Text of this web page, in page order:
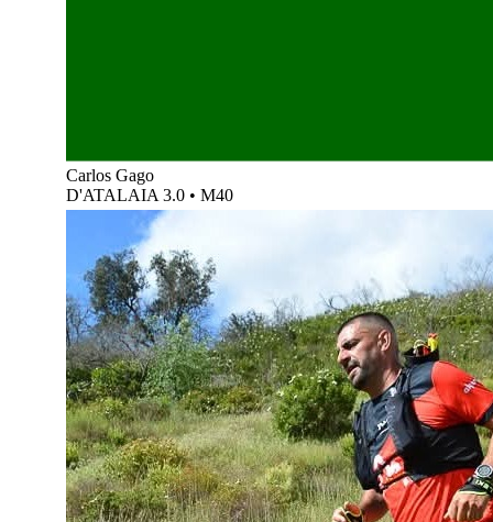
Carlos Gago
D'ATALAIA 3.0 • M40